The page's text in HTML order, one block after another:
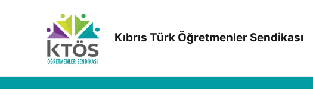
Kıbrıs Türk Öğretmenler Sendikası